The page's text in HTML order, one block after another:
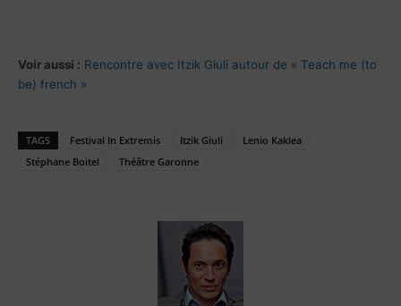
Voir aussi : Rencontre avec Itzik Giuli autour de « Teach me (to
be) french »
TAGS Festival In Extremis Itzik Giuli
Lenio Kaklea
Stéphane Boitel
Théâtre Garonne